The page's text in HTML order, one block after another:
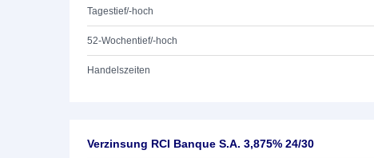
Tagestief/-hoch
52-Wochentief/-hoch
Handelszeiten
Verzinsung RCI Banque S.A. 3,875% 24/30